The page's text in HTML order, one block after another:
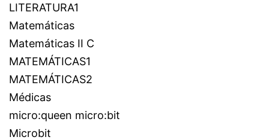
LITERATURA1
Matemáticas
Matemáticas II C
MATEMÁTICAS1
MATEMÁTICAS2
Médicas
micro:queen micro:bit
Microbit